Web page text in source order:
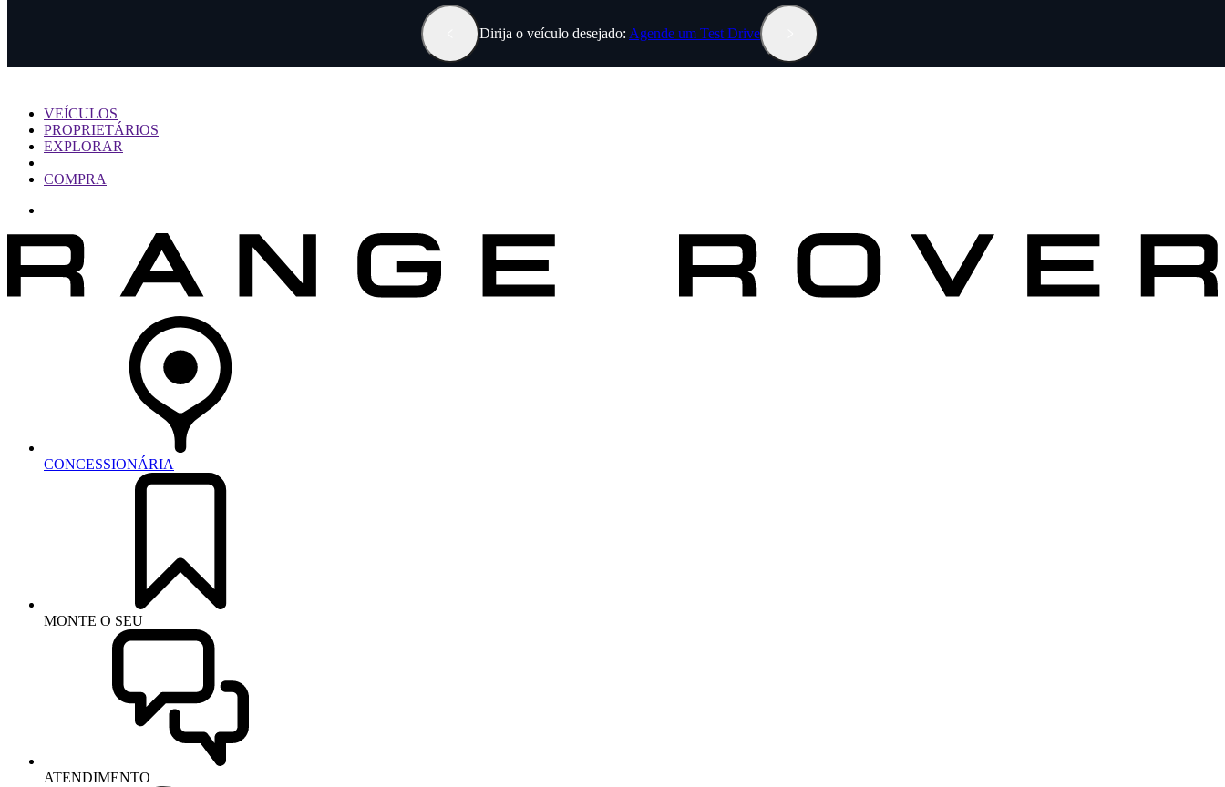
Dirija o veículo desejado: Agende um Test Drive
VEÍCULOS
PROPRIETÁRIOS
EXPLORAR
COMPRA
CONCESSIONÁRIA
MONTE O SEU
ATENDIMENTO